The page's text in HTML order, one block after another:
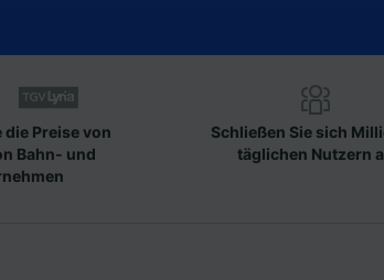
die Preise von
Bahn- und
Schließen Sie sich
täglichen Nutzern